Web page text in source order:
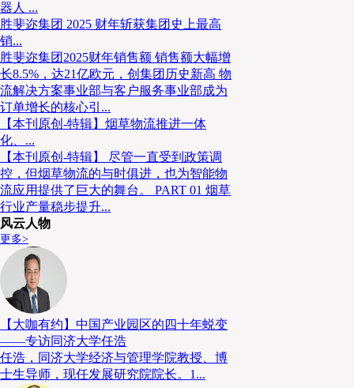
欧美市场虽高标仓占比更高，但出现设施老化与技术
环保与智能化需求，其面临改造成本高的问题。日本
产业需求脱节的问题，传统仓储设施多针对传统制造
售等新业态的高频周转、小批量配送需求，设施改造
物流仓储地产的创新路径：
器人 ...
胜斐迩集团 2025 财年斩获集团史上最高
销...
胜斐迩集团2025财年销售额 销售额大幅增
长8.5%，达21亿欧元，创集团历史新高 物
流解决方案事业部与客户服务事业部成为
订单增长的核心引...
【本刊原创-特辑】烟草物流推进一体
化、...
【本刊原创-特辑】 尽管一直受到政策调
控，但烟草物流的与时俱进，也为智能物
流应用提供了巨大的舞台。 PART 01 烟草
行业产量稳步提升...
风云人物
更多>
【大咖有约】中国产业园区的四十年蜕变
——专访同济大学任浩
任浩，同济大学经济与管理学院教授、博
士生导师，现任发展研究院院长。1...